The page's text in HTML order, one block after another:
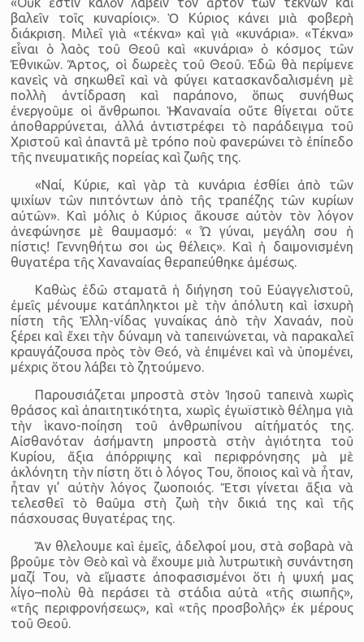
βαλεῖν τοῖς κυναρίοις». Ὁ Κύριος κάνει μιὰ φοβερὴ
διάκριση. Μιλεῖ γιὰ «τέκνα» καὶ γιὰ «κυνάρια». «Τέκνα»
εἶναι ὁ λαὸς τοῦ Θεοῦ καὶ «κυνάρια» ὁ κόσμος τῶν
Ἐθνικῶν. Ἄρτος, οἱ δωρεὲς τοῦ Θεοῦ. Ἐδῶ θὰ περίμενε
κανεὶς νὰ σηκωθεῖ καὶ νὰ φύγει κατασκανδαλισμένη μὲ
πολλὴ ἀντίδραση καὶ παράπονο, ὅπως συνήθως
ἐνεργοῦμε οἱ ἄνθρωποι. Ἡ Χαναναία οὔτε θίγεται οὔτε
ἀποθαρρύνεται, ἀλλά ἀντιστρέφει τὸ παράδειγμα τοῦ
Χριστοῦ καὶ ἀπαντᾶ μὲ τρόπο ποὺ φανερώνει τὸ ἐπίπεδο
τῆς πνευματικῆς πορείας καὶ ζωῆς της.
«Ναί, Κύριε, καὶ γὰρ τὰ κυνάρια ἐσθίει ἀπὸ τῶν
ψιχίων τῶν πιπτόντων ἀπὸ τῆς τραπέζης τῶν κυρίων
αὐτῶν». Καὶ μόλις ὁ Κύριος ἄκουσε αὐτὸν τὸν λόγον
ἀνεφώνησε μὲ θαυμασμό: « Ὦ γύναι, μεγάλη σου ἡ
πίστις! Γεννηθήτω σοι ὡς θέλεις». Καὶ ἡ δαιμονισμένη
θυγατέρα τῆς Χαναναίας θεραπεύθηκε ἀμέσως.
Καθὼς ἐδῶ σταματᾶ ἡ διήγηση τοῦ Εὐαγγελιστοῦ,
ἐμεῖς μένουμε κατάπληκτοι μὲ τὴν ἀπόλυτη καὶ ἰσχυρὴ
πίστη τῆς Ἑλλη-νίδας γυναίκας ἀπὸ τὴν Χαναάν, ποὺ
ξέρει καὶ ἔχει τὴν δύναμη νὰ ταπεινώνεται, νὰ παρακαλεῖ
κραυγάζουσα πρὸς τὸν Θεό, νὰ ἐπιμένει καὶ νὰ ὑπομένει,
μέχρις ὅτου λάβει τὸ ζητούμενο.
Παρουσιάζεται μπροστὰ στὸν Ἰησοῦ ταπεινὰ χωρὶς
θράσος καὶ ἀπαιτητικότητα, χωρὶς ἐγωϊστικὸ θέλημα γιὰ
τὴν ἱκανο-ποίηση τοῦ ἀνθρωπίνου αἰτήματός της.
Αἰσθανόταν ἀσήμαντη μπροστὰ στὴν ἁγιότητα τοῦ
Κυρίου, ἄξια ἀπόρριψης καὶ περιφρόνησης μὰ μὲ
ἀκλόνητη τὴν πίστη ὅτι ὁ λόγος Του, ὅποιος καὶ νὰ ἦταν,
ἦταν γι’ αὐτὴν λόγος ζωοποιός. Ἔτσι γίνεται ἄξια νὰ
τελεσθεῖ τὸ θαῦμα στὴ ζωὴ τὴν δικιά της καὶ τῆς
πάσχουσας θυγατέρας της.
Ἄν θλελουμε καὶ ἐμεῖς, ἀδελφοί μου, στὰ σοβαρὰ νὰ
βροῦμε τὸν Θεὸ καὶ νὰ ἔχουμε μιὰ λυτρωτικὴ συνάντηση
μαζί Του, νὰ εἴμαστε ἀποφασισμένοι ὅτι ἡ ψυχή μας
λίγο–πολὺ θὰ περάσει τὰ στάδια αὐτὰ «τῆς σιωπῆς»,
«τῆς περιφρονήσεως», καὶ «τῆς προσβολῆς» ἐκ μέρους
τοῦ Θεοῦ.